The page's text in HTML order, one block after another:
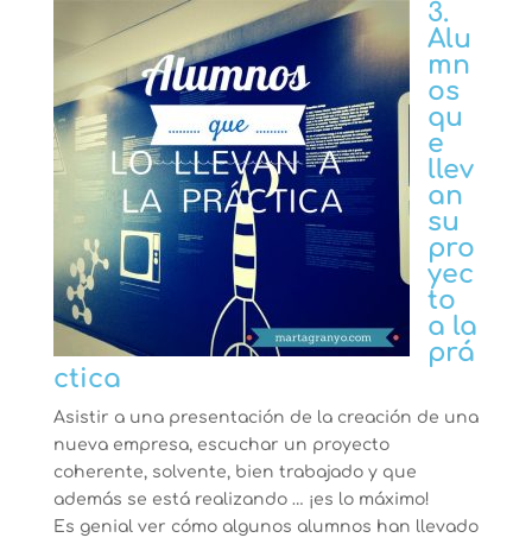
3.
Alu
mn
os
qu
e
llev
an
su
pro
yec
to
a la
prá
ctica
Asistir a una presentación de la creación de una
nueva empresa, escuchar un proyecto
coherente, solvente, bien trabajado y que
además se está realizando … ¡es lo máximo!
Es genial ver cómo algunos alumnos han llevado